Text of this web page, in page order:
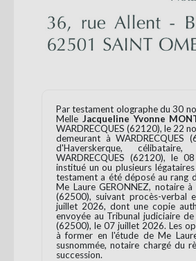
Par testament olographe du 30
Melle Jacqueline Yvonne
WARDRECQUES (62120), le 22
demeurant à WARDRECQUES
d'Haverskerque,
WARDRECQUES (62120), le
institué un ou plusieurs
testament a été déposé au rang
Me Laure GERONNEZ, notaire à
(62500), suivant procès-verbal
juillet 2026, dont une copie
envoyée au Tribunal judiciaire de
(62500), le 07 juillet 2026. Les
à former en l'étude de Me
susnommée, notaire chargé du
succession.